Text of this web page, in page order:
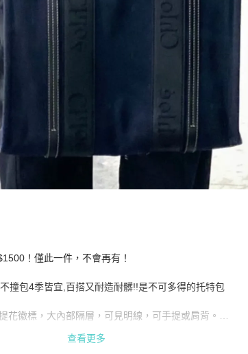
特包 商品詳情與購買須知
！僅此一件，不會再有！
撞包4季皆宜,百搭又耐造耐髒!!是不可多得的托特包
花徽標，大內部隔層，可見明線，可手提或肩背。
查看更多